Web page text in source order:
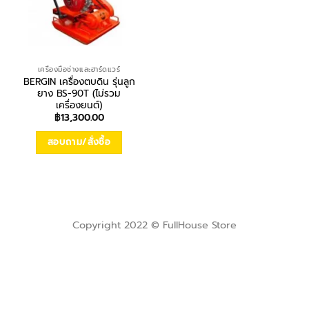
เครื่องมือช่างและฮาร์ดแวร์
BERGIN เครื่องตบดิน รุ่นลูก
ยาง BS-90T (ไม่รวม
เครื่องยนต์)
฿13,300.00
สอบถาม/สั่งซื้อ
Copyright 2022 © FullHouse Store